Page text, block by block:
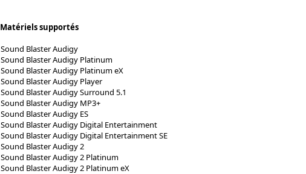
Matériels supportés
Sound Blaster Audigy
Sound Blaster Audigy Platinum
Sound Blaster Audigy Platinum eX
Sound Blaster Audigy Player
Sound Blaster Audigy Surround 5.1
Sound Blaster Audigy MP3+
Sound Blaster Audigy ES
Sound Blaster Audigy Digital Entertainment
Sound Blaster Audigy Digital Entertainment SE
Sound Blaster Audigy 2
Sound Blaster Audigy 2 Platinum
Sound Blaster Audigy 2 Platinum eX